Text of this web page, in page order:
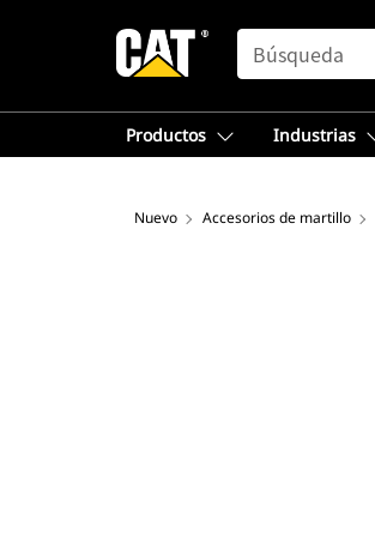
SEARCH
Productos Industrias
Nuevo Accesorios de martillo